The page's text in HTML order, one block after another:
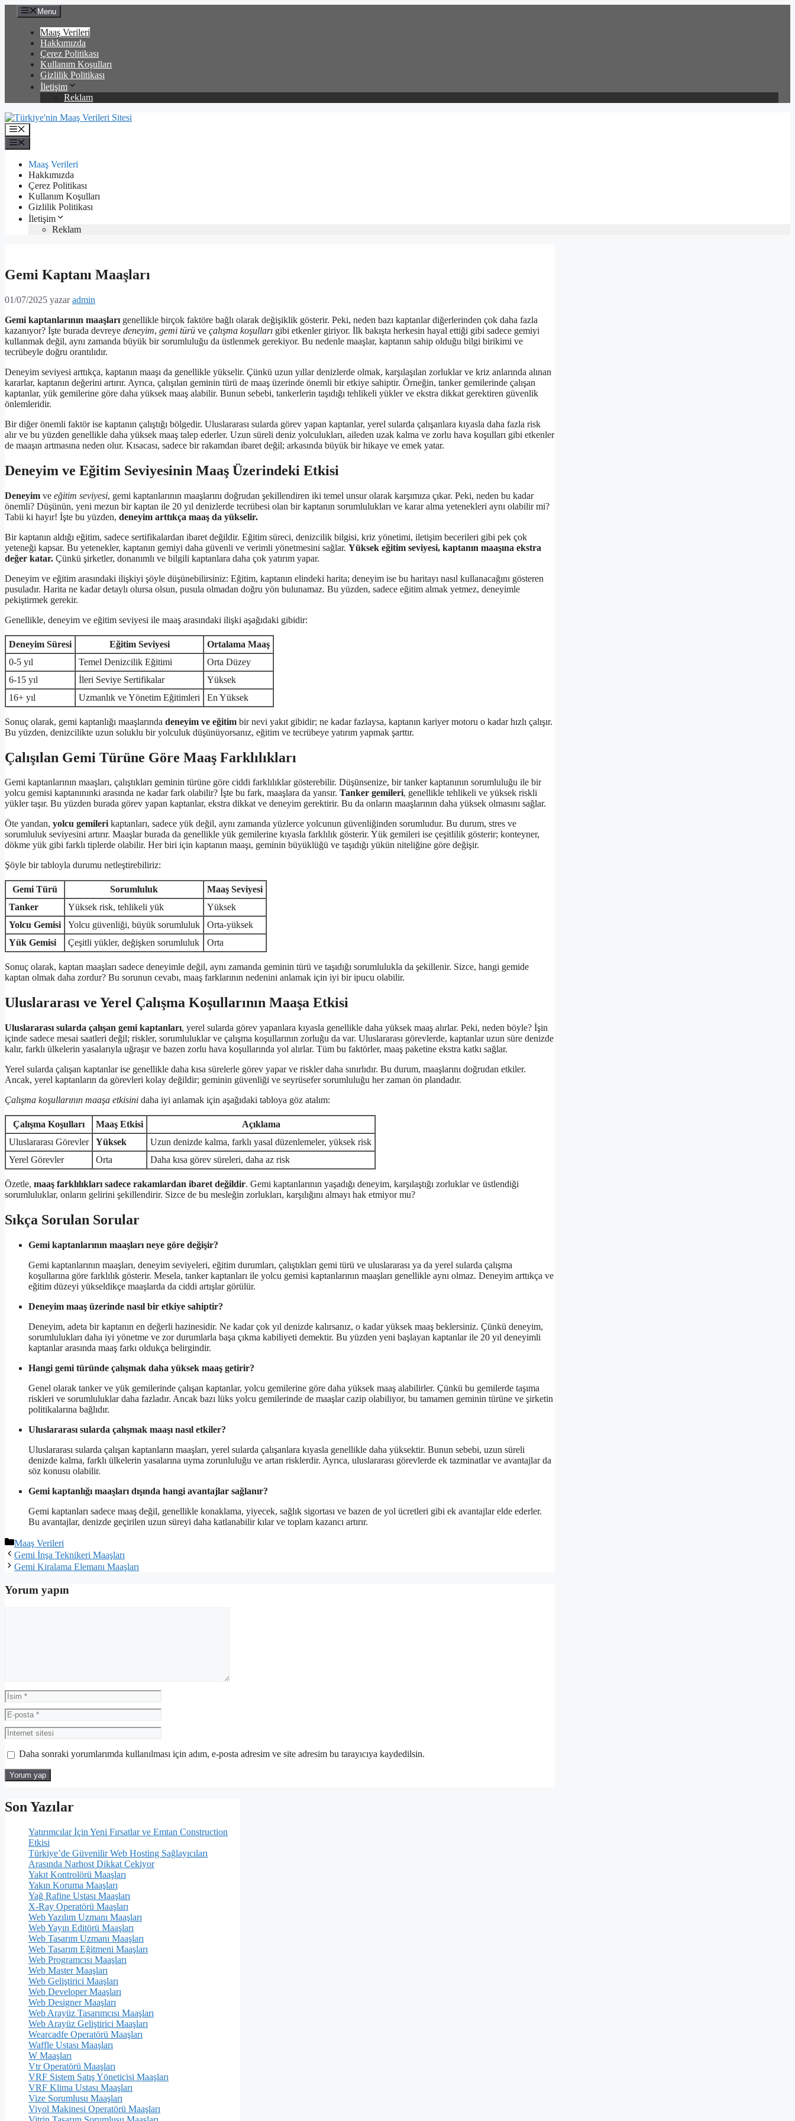
İçeriğe
atla
Menu
Maaş Verileri
Hakkımızda
Çerez Politikası
Kullanım Koşulları
Gizlilik Politikası
İletişim
Reklam
Menü
Maaş Verileri
Hakkımızda
Çerez Politikası
Kullanım Koşulları
Gizlilik Politikası
İletişim
Reklam
Gemi Kaptanı Maaşları
01/07/2025 yazaradmin
Gemi kaptanlarının maaşları genellikle birçok faktöre bağlı olarak değişiklik gösterir. Peki, neden bazı kaptanlar diğerlerinden çok daha fazla
kazanıyor? İşte burada devreye deneyim, gemi türü ve çalışma koşulları gibi etkenler giriyor. İlk bakışta herkesin hayal ettiği gibi sadece gemiyi
kullanmak değil, aynı zamanda büyük bir sorumluluğu da üstlenmek gerekiyor. Bu nedenle maaşlar, kaptanın sahip olduğu bilgi birikimi ve
tecrübeyle doğru orantılıdır.
Deneyim seviyesi arttıkça, kaptanın maaşı da genellikle yükselir. Çünkü uzun yıllar denizlerde olmak, karşılaşılan zorluklar ve kriz anlarında alınan
kararlar, kaptanın değerini artırır. Ayrıca, çalışılan geminin türü de maaş üzerinde önemli bir etkiye sahiptir. Örneğin, tanker gemilerinde çalışan
kaptanlar, yük gemilerine göre daha yüksek maaş alabilir. Bunun sebebi, tankerlerin taşıdığı tehlikeli yükler ve ekstra dikkat gerektiren güvenlik
önlemleridir.
Bir diğer önemli faktör ise kaptanın çalıştığı bölgedir. Uluslararası sularda görev yapan kaptanlar, yerel sularda çalışanlara kıyasla daha fazla risk
alır ve bu yüzden genellikle daha yüksek maaş talep ederler. Uzun süreli deniz yolculukları, aileden uzak kalma ve zorlu hava koşulları gibi etkenler
de maaşın artmasına neden olur. Kısacası, sadece bir rakamdan ibaret değil; arkasında büyük bir hikaye ve emek yatar.
Deneyim ve Eğitim Seviyesinin Maaş Üzerindeki Etkisi
Deneyim ve eğitim seviyesi, gemi kaptanlarının maaşlarını doğrudan şekillendiren iki temel unsur olarak karşımıza çıkar. Peki, neden bu kadar
önemli? Düşünün, yeni mezun bir kaptan ile 20 yıl denizlerde tecrübesi olan bir kaptanın sorumlulukları ve karar alma yetenekleri aynı olabilir mi?
Tabii ki hayır! İşte bu yüzden, deneyim arttıkça maaş da yükselir.
Bir kaptanın aldığı eğitim, sadece sertifikalardan ibaret değildir. Eğitim süreci, denizcilik bilgisi, kriz yönetimi, iletişim becerileri gibi pek çok
yeteneği kapsar. Bu yetenekler, kaptanın gemiyi daha güvenli ve verimli yönetmesini sağlar. Yüksek eğitim seviyesi, kaptanın maaşına ekstra
değer katar. Çünkü şirketler, donanımlı ve bilgili kaptanlara daha çok yatırım yapar.
Deneyim ve eğitim arasındaki ilişkiyi şöyle düşünebilirsiniz: Eğitim, kaptanın elindeki harita; deneyim ise bu haritayı nasıl kullanacağını gösteren
pusuladır. Harita ne kadar detaylı olursa olsun, pusula olmadan doğru yön bulunamaz. Bu yüzden, sadece eğitim almak yetmez, deneyimle
pekiştirmek gerekir.
Genellikle, deneyim ve eğitim seviyesi ile maaş arasındaki ilişki aşağıdaki gibidir:
Deneyim Süresi Eğitim Seviyesi
Ortalama Maaş
0-5 yıl
Temel Denizcilik Eğitimi
Orta Düzey
6-15 yıl
İleri Seviye Sertifikalar
Yüksek
16+ yıl
Uzmanlık ve Yönetim Eğitimleri En Yüksek
Sonuç olarak, gemi kaptanlığı maaşlarında deneyim ve eğitim bir nevi yakıt gibidir; ne kadar fazlaysa, kaptanın kariyer motoru o kadar hızlı çalışır.
Bu yüzden, denizcilikte uzun soluklu bir yolculuk düşünüyorsanız, eğitim ve tecrübeye yatırım yapmak şarttır.
Çalışılan Gemi Türüne Göre Maaş Farklılıkları
Gemi kaptanlarının maaşları, çalıştıkları geminin türüne göre ciddi farklılıklar gösterebilir. Düşünsenize, bir tanker kaptanının sorumluluğu ile bir
yolcu gemisi kaptanınınki arasında ne kadar fark olabilir? İşte bu fark, maaşlara da yansır. Tanker gemileri, genellikle tehlikeli ve yüksek riskli
yükler taşır. Bu yüzden burada görev yapan kaptanlar, ekstra dikkat ve deneyim gerektirir. Bu da onların maaşlarının daha yüksek olmasını sağlar.
Öte yandan, yolcu gemilerikaptanları, sadece yük değil, aynı zamanda yüzlerce yolcunun güvenliğinden sorumludur. Bu durum, stres ve
sorumluluk seviyesini artırır. Maaşlar burada da genellikle yük gemilerine kıyasla farklılık gösterir. Yük gemileri ise çeşitlilik gösterir; konteyner,
dökme yük gibi farklı tiplerde olabilir. Her biri için kaptanın maaşı, geminin büyüklüğü ve taşıdığı yükün niteliğine göre değişir.
Şöyle bir tabloyla durumu netleştirebiliriz:
Gemi Türü Sorumluluk
Maaş Seviyesi
Tanker
Yüksek risk, tehlikeli yük
Yüksek
Yolcu Gemisi
Yolcu güvenliği, büyük sorumluluk
Orta-yüksek
Yük Gemisi
Çeşitli yükler, değişken sorumluluk Orta
Sonuç olarak, kaptan maaşları sadece deneyimle değil, aynı zamanda geminin türü ve taşıdığı sorumlulukla da şekillenir. Sizce, hangi gemide
kaptan olmak daha zordur? Bu sorunun cevabı, maaş farklarının nedenini anlamak için iyi bir ipucu olabilir.
Uluslararası ve Yerel Çalışma Koşullarının Maaşa Etkisi
Uluslararası sularda çalışan gemi kaptanları, yerel sularda görev yapanlara kıyasla genellikle daha yüksek maaş alırlar. Peki, neden böyle? İşin
içinde sadece mesai saatleri değil; riskler, sorumluluklar ve çalışma koşullarının zorluğu da var. Uluslararası görevlerde, kaptanlar uzun süre denizde
kalır, farklı ülkelerin yasalarıyla uğraşır ve bazen zorlu hava koşullarında yol alırlar. Tüm bu faktörler, maaş paketine ekstra katkı sağlar.
Yerel sularda çalışan kaptanlar ise genellikle daha kısa sürelerle görev yapar ve riskler daha sınırlıdır. Bu durum, maaşlarını doğrudan etkiler.
Ancak, yerel kaptanların da görevleri kolay değildir; geminin güvenliği ve seyrüsefer sorumluluğu her zaman ön plandadır.
Çalışma koşullarının maaşa etkisini daha iyi anlamak için aşağıdaki tabloya göz atalım:
Çalışma Koşulları Maaş Etkisi
Açıklama
Uluslararası Görevler
Yüksek
Uzun denizde kalma, farklı yasal düzenlemeler, yüksek risk
Yerel Görevler
Orta Daha kısa görev süreleri, daha az risk
Özetle, maaş farklılıkları sadece rakamlardan ibaret değildir. Gemi kaptanlarının yaşadığı deneyim, karşılaştığı zorluklar ve üstlendiği
sorumluluklar, onların gelirini şekillendirir. Sizce de bu mesleğin zorlukları, karşılığını almayı hak etmiyor mu?
Sıkça Sorulan Sorular
Gemi kaptanlarının maaşları neye göre değişir?
Gemi kaptanlarının maaşları, deneyim seviyeleri, eğitim durumları, çalıştıkları gemi türü ve uluslararası ya da yerel sularda çalışma
koşullarına göre farklılık gösterir. Mesela, tanker kaptanları ile yolcu gemisi kaptanlarının maaşları genellikle aynı olmaz. Deneyim arttıkça ve
eğitim düzeyi yükseldikçe maaşlarda da ciddi artışlar görülür.
Deneyim maaş üzerinde nasıl bir etkiye sahiptir?
Deneyim, adeta bir kaptanın en değerli hazinesidir. Ne kadar çok yıl denizde kalırsanız, o kadar yüksek maaş beklersiniz. Çünkü deneyim,
sorumlulukları daha iyi yönetme ve zor durumlarla başa çıkma kabiliyeti demektir. Bu yüzden yeni başlayan kaptanlar ile 20 yıl deneyimli
kaptanlar arasında maaş farkı oldukça belirgindir.
Hangi gemi türünde çalışmak daha yüksek maaş getirir?
Genel olarak tanker ve yük gemilerinde çalışan kaptanlar, yolcu gemilerine göre daha yüksek maaş alabilirler. Çünkü bu gemilerde taşıma
riskleri ve sorumluluklar daha fazladır. Ancak bazı lüks yolcu gemilerinde de maaşlar cazip olabiliyor, bu tamamen geminin türüne ve şirketin
politikalarına bağlıdır.
Uluslararası sularda çalışmak maaşı nasıl etkiler?
Uluslararası sularda çalışan kaptanların maaşları, yerel sularda çalışanlara kıyasla genellikle daha yüksektir. Bunun sebebi, uzun süreli
denizde kalma, farklı ülkelerin yasalarına uyma zorunluluğu ve artan risklerdir. Ayrıca, uluslararası görevlerde ek tazminatlar ve avantajlar da
söz konusu olabilir.
Gemi kaptanlığı maaşları dışında hangi avantajlar sağlanır?
Gemi kaptanları sadece maaş değil, genellikle konaklama, yiyecek, sağlık sigortası ve bazen de yol ücretleri gibi ek avantajlar elde ederler.
Bu avantajlar, denizde geçirilen uzun süreyi daha katlanabilir kılar ve toplam kazancı artırır.
Kategoriler
Maaş Verileri
Gemi İnşa Teknikeri Maaşları
Gemi Kiralama Elemanı Maaşları
Yorum yapın
İsim
E-
posta
İnternet
sitesi
Daha sonraki yorumlarımda kullanılması için adım, e-posta adresim ve site adresim bu tarayıcıya kaydedilsin.
Son Yazılar
Yatırımcılar İçin Yeni Fırsatlar ve Emtan Construction
Etkisi
Türkiye’de Güvenilir Web Hosting Sağlayıcıları
Arasında Narhost Dikkat Çekiyor
Yakıt Kontrolörü Maaşları
Yakın Koruma Maaşları
Yağ Rafine Ustası Maaşları
X-Ray Operatörü Maaşları
Web Yazılım Uzmanı Maaşları
Web Yayın Editörü Maaşları
Web Tasarım Uzmanı Maaşları
Web Tasarım Eğitmeni Maaşları
Web Programcısı Maaşları
Web Master Maaşları
Web Geliştirici Maaşları
Web Developer Maaşları
Web Designer Maaşları
Web Arayüz Tasarımcısı Maaşları
Web Arayüz Geliştirici Maaşları
Wearcadfe Operatörü Maaşları
Waffle Ustası Maaşları
W Maaşları
Vtr Operatörü Maaşları
VRF Sistem Satış Yöneticisi Maaşları
VRF Klima Ustası Maaşları
Vize Sorumlusu Maaşları
Viyol Makinesi Operatörü Maaşları